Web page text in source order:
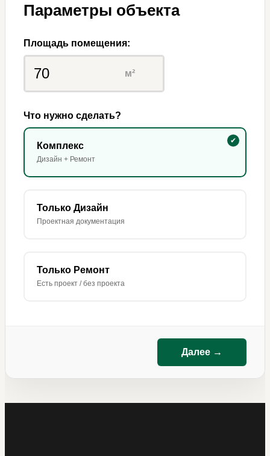
Параметры объекта
Площадь помещения:
м²
Что нужно сделать?
Комплекс
Дизайн + Ремонт
Только Дизайн
Проектная документация
Только Ремонт
Есть проект / без проекта
Далее →